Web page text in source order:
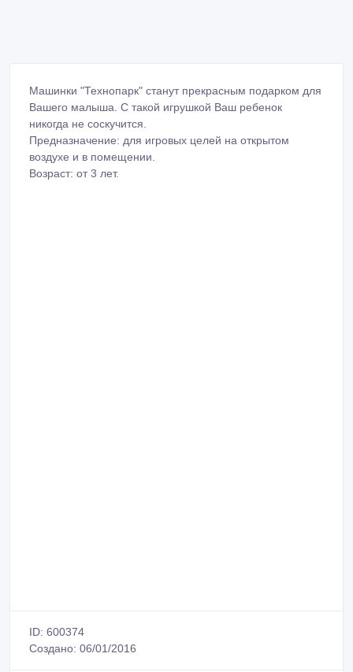
Машинки "Технопарк" станут прекрасным подарком для
Вашего малыша. С такой игрушкой Ваш ребенок
никогда не соскучится.
Предназначение: для игровых целей на открытом
воздухе и в помещении.
Возраст: от 3 лет.
ID: 600374
Создано: 06/01/2016